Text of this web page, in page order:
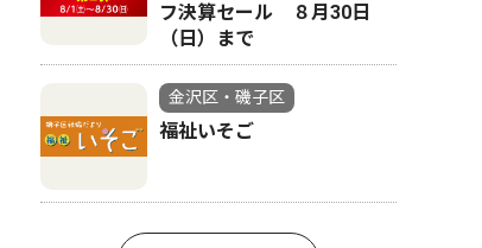
フ決算セール ８月30日
（日）まで
金沢区・磯子区
福祉いそご